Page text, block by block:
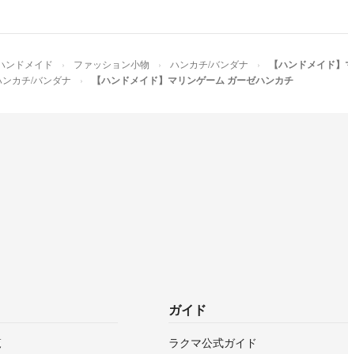
ンドメイド ファッション小物 ハンカチ/バンダナ 【ハンドメイド
ンカチ/バンダナ 【ハンドメイド】マリンゲーム ガーゼハンカチ
ガイド
ラクマ公式ガイド